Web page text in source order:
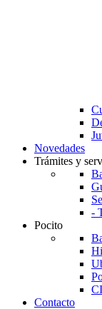
Novedades
Trámites y
-
Pocito
Contacto